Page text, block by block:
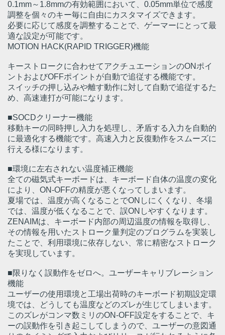
0.1mm～1.8mmの有効範囲において、0.05mm単位で感度
調整を個々のキー毎に自由にカスタマイズできます。
必要に応じて感度を調整することで、ゲーマーにとって最
適な設定が可能です。
MOTION HACK(RAPID TRIGGER)機能
キーストロークに合わせてアクチュエーションのONポイ
ントおよびOFFポイントが自動で追従する機能です。
スイッチの押し込みや離す動作に対して自動で追従するた
め、高速連打が可能になります。
■SOCDクリーナー機能
移動キーの同時押し入力を処理し、矛盾する入力を自動的
に最適化する機能です。高速入力と反復動作をスムーズに
行える様になります。
■環境に左右されない温度補正機能
全ての磁気式キーボードは、キーボード自体の温度の変化
により、ON-OFFの精度が悪くなってしまいます。
夏場では、温度が高くなることでONしにくくなり、冬場
では、温度が低くなることで、誤ONしやすくなります。
ZENAIMは、キーボード内部の周辺温度の情報を取得し、
その情報を用いたストローク量判定のプログラムを実装し
たことで、利用環境に依存しない、常に精密なストローク
を実現しています。
■限りなく誤動作をゼロへ。ユーザーキャリブレーション
機能
ユーザーの使用環境と工場出荷時のキーボード初期設定環
境では、どうしても温度などのズレが生じてしまいます。
このズレがコンマ数ミリのON-OFF設定をすることで、キ
ーの誤動作を引き起こしてしまうので、ユーザーの意図通